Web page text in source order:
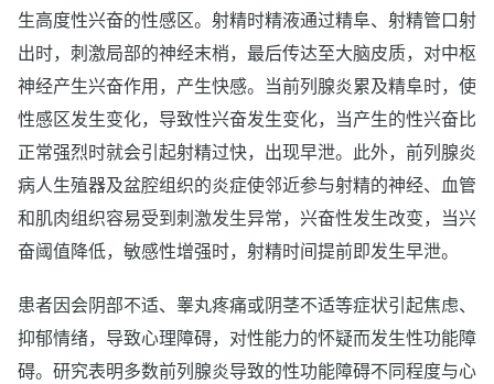
生高度性兴奋的性感区。射精时精液通过精阜、射精管口射
出时，刺激局部的神经末梢，最后传达至大脑皮质，对中枢
神经产生兴奋作用，产生快感。当前列腺炎累及精阜时，使
性感区发生变化，导致性兴奋发生变化，当产生的性兴奋比
正常强烈时就会引起射精过快，出现早泄。此外，前列腺炎
病人生殖器及盆腔组织的炎症使邻近参与射精的神经、血管
和肌肉组织容易受到刺激发生异常，兴奋性发生改变，当兴
奋阈值降低，敏感性增强时，射精时间提前即发生早泄。
患者因会阴部不适、睾丸疼痛或阴茎不适等症状引起焦虑、
抑郁情绪，导致心理障碍，对性能力的怀疑而发生性功能障
碍。研究表明多数前列腺炎导致的性功能障碍不同程度与心